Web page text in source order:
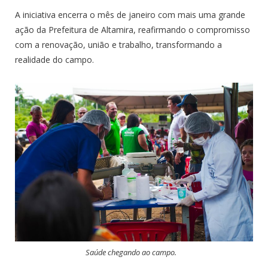
A iniciativa encerra o mês de janeiro com mais uma grande
ação da Prefeitura de Altamira, reafirmando o compromisso
com a renovação, união e trabalho, transformando a
realidade do campo.
Saúde chegando ao campo.